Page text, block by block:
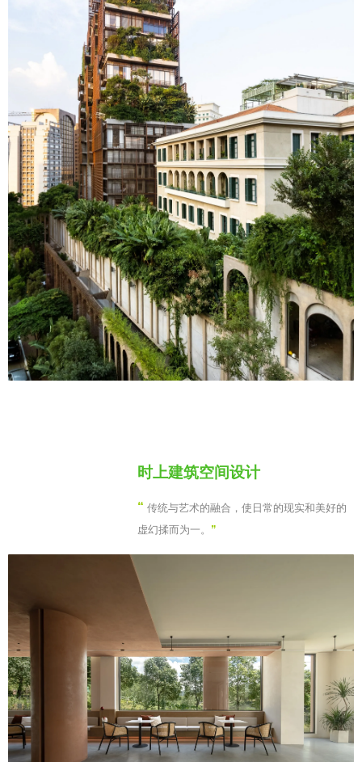
时上建筑空间设计
“ 传统与艺术的融合，使日常的现实和美好的
虚幻揉而为一。 ”